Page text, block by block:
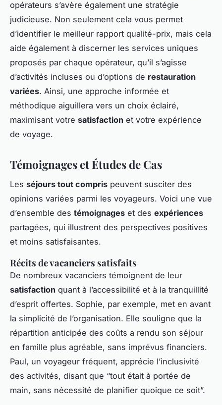
opérateurs s’avère également une stratégie
judicieuse. Non seulement cela vous permet
d’identifier le meilleur rapport qualité-prix, mais cela
aide également à discerner les services uniques
proposés par chaque opérateur, qu’il s’agisse
d’activités incluses ou d’options de restauration
variées. Ainsi, une approche informée et
méthodique aiguillera vers un choix éclairé,
maximisant votre satisfaction et votre expérience
de voyage.
Témoignages et Études de Cas
Les séjours tout compris peuvent susciter des
opinions variées parmi les voyageurs. Voici une vue
d’ensemble des témoignages et des expériences
partagées, qui illustrent des perspectives positives
et moins satisfaisantes.
Récits de vacanciers satisfaits
De nombreux vacanciers témoignent de leur
satisfaction quant à l’accessibilité et à la tranquillité
d’esprit offertes. Sophie, par exemple, met en avant
la simplicité de l’organisation. Elle souligne que la
répartition anticipée des coûts a rendu son séjour
en famille plus agréable, sans imprévus financiers.
Paul, un voyageur fréquent, apprécie l’inclusivité
des activités, disant que “tout était à portée de
main, sans nécessité de planifier quoique ce soit”.